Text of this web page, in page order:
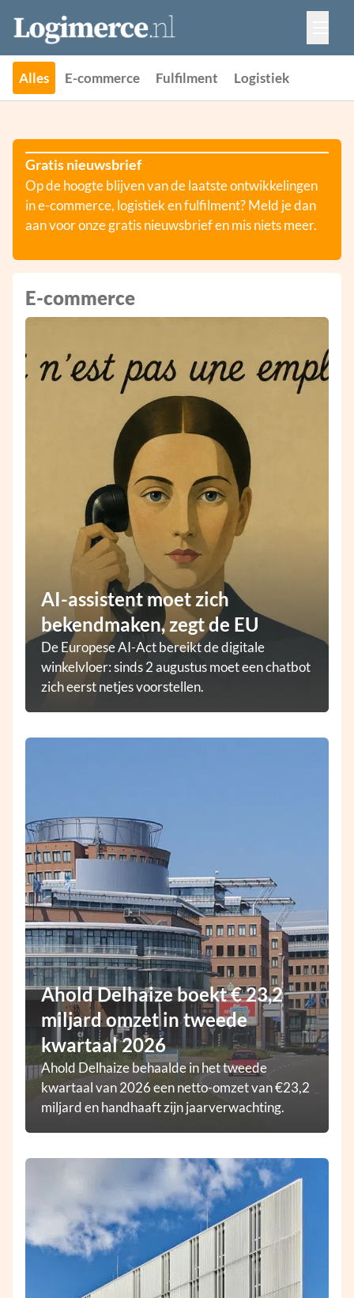
Vacatures
Events
Adverteren
Partners
Alles E-commerce Fulfilment Logistiek
Gratis nieuwsbrief
Op de hoogte blijven van de laatste ontwikkelingen
in e-commerce, logistiek en fulfilment? Meld je dan
aan voor onze gratis nieuwsbrief en mis niets meer.
E-commerce
AI-assistent moet zich
bekendmaken, zegt de EU
De Europese AI-Act bereikt de digitale
winkelvloer: sinds 2 augustus moet een chatbot
zich eerst netjes voorstellen.
Ahold Delhaize boekt € 23,2
miljard omzet in tweede
kwartaal 2026
Ahold Delhaize behaalde in het tweede
kwartaal van 2026 een netto-omzet van €23,2
miljard en handhaaft zijn jaarverwachting.